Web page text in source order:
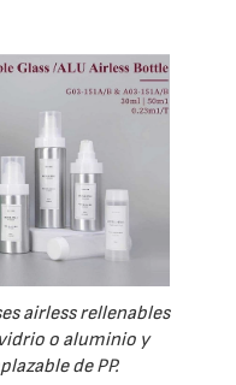
airless rellenables
o aluminio y
de PP.